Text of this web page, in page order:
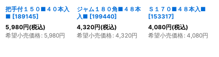
把手付１５０■４０本入
■ [189145]
5,980円(税込)
希望小売価格: 5,980円
ジャム１８０角■４８本
入■ [199440]
4,320円(税込)
希望小売価格: 4,320円
Ｓ１７０■４８本入■
[153317]
4,080円(税込)
希望小売価格: 4,080円